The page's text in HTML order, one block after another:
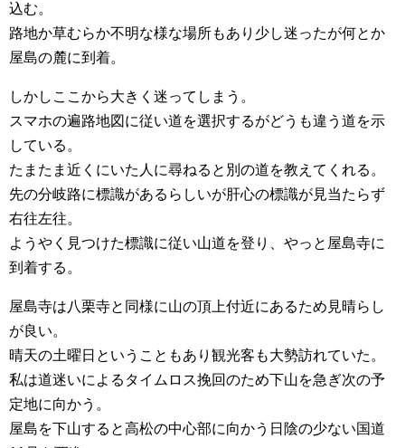
込む。
路地か草むらか不明な様な場所もあり少し迷ったが何とか
屋島の麓に到着。
しかしここから大きく迷ってしまう。
スマホの遍路地図に従い道を選択するがどうも違う道を示
している。
たまたま近くにいた人に尋ねると別の道を教えてくれる。
先の分岐路に標識があるらしいが肝心の標識が見当たらず
右往左往。
ようやく見つけた標識に従い山道を登り、やっと屋島寺に
到着する。
屋島寺は八栗寺と同様に山の頂上付近にあるため見晴らし
が良い。
晴天の土曜日ということもあり観光客も大勢訪れていた。
私は道迷いによるタイムロス挽回のため下山を急ぎ次の予
定地に向かう。
屋島を下山すると高松の中心部に向かう日陰の少ない国道